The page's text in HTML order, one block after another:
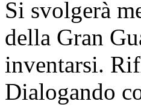
Si svolgerà
della Gran
inventarsi.
Dialogando